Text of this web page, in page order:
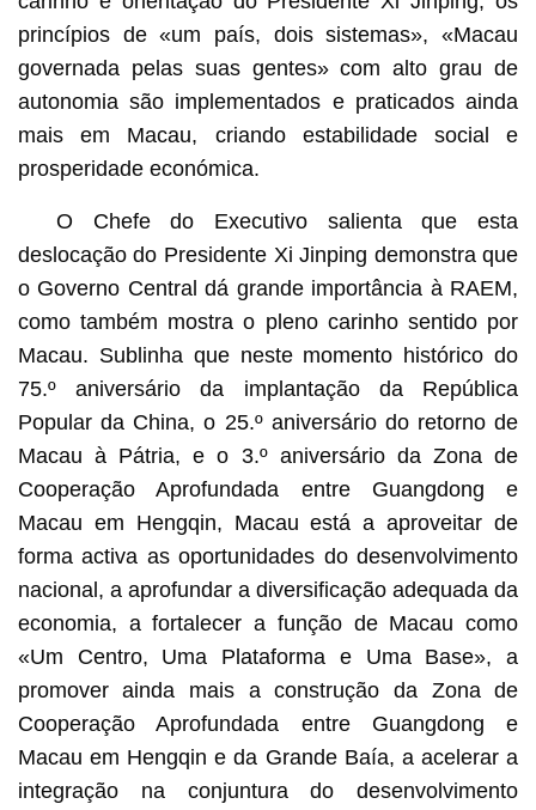
princípios de «um país, dois sistemas», «Macau
governada pelas suas gentes» com alto grau de
autonomia são implementados e praticados ainda
mais em Macau, criando estabilidade social e
prosperidade económica.
O Chefe do Executivo salienta que esta
deslocação do Presidente Xi Jinping demonstra que
o Governo Central dá grande importância à RAEM,
como também mostra o pleno carinho sentido por
Macau. Sublinha que neste momento histórico do
75.º aniversário da implantação da República
Popular da China, o 25.º aniversário do retorno de
Macau à Pátria, e o 3.º aniversário da Zona de
Cooperação Aprofundada entre Guangdong e
Macau em Hengqin, Macau está a aproveitar de
forma activa as oportunidades do desenvolvimento
nacional, a aprofundar a diversificação adequada da
economia, a fortalecer a função de Macau como
«Um Centro, Uma Plataforma e Uma Base», a
promover ainda mais a construção da Zona de
Cooperação Aprofundada entre Guangdong e
Macau em Hengqin e da Grande Baía, a acelerar a
integração na conjuntura do desenvolvimento